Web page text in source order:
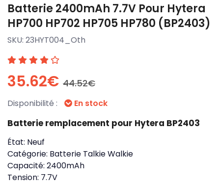
Batterie 2400mAh 7.7V Pour Hytera
HP700 HP702 HP705 HP780 (BP2403)
SKU: 23HYT004_Oth
35.62€ 44.52€
Disponibilité : En stock
Batterie remplacement pour Hytera BP2403
État: Neuf
Catégorie: Batterie Talkie Walkie
Capacité: 2400mAh
Tension: 7.7V